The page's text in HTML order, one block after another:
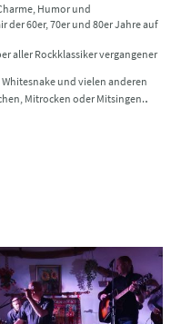
Humor und
der 60er, 70er und 80er Jahre auf
aller Rockklassiker vergangener
und vielen anderen
Mitrocken oder Mitsingen..